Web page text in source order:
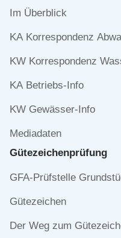
Navigation
Im Überblick
KA Korrespondenz
KW Korrespondenz
KA Betriebs-Info
KW Gewässer-Info
Mediadaten
Gütezeichen­prüfung
Navigation
GFA-Prüfstelle
Gütezeichen
Der Weg zum